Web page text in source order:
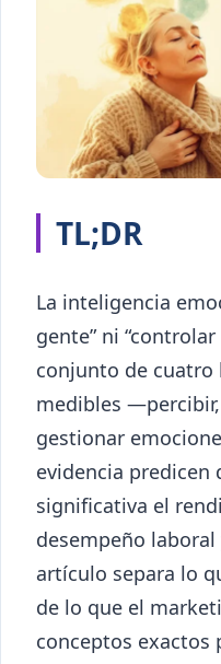
TL;DR
La inteligencia
gente” ni
conjunto de cuatro
medibles
gestionar
evidencia predicen
significativa el
desempeño
artículo separa lo
de lo que el
conceptos exactos